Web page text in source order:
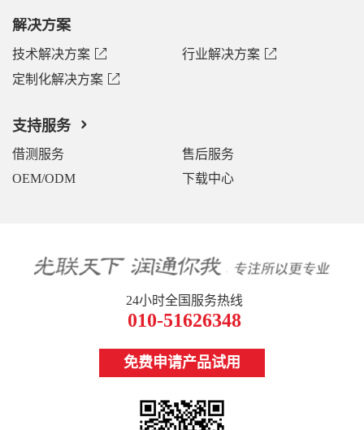
解决方案
技术解决方案
行业解决方案
定制化解决方案
支持服务
借测服务
售后服务
OEM/ODM
下载中心
24小时全国服务热线
010-51626348
免费申请产品试用